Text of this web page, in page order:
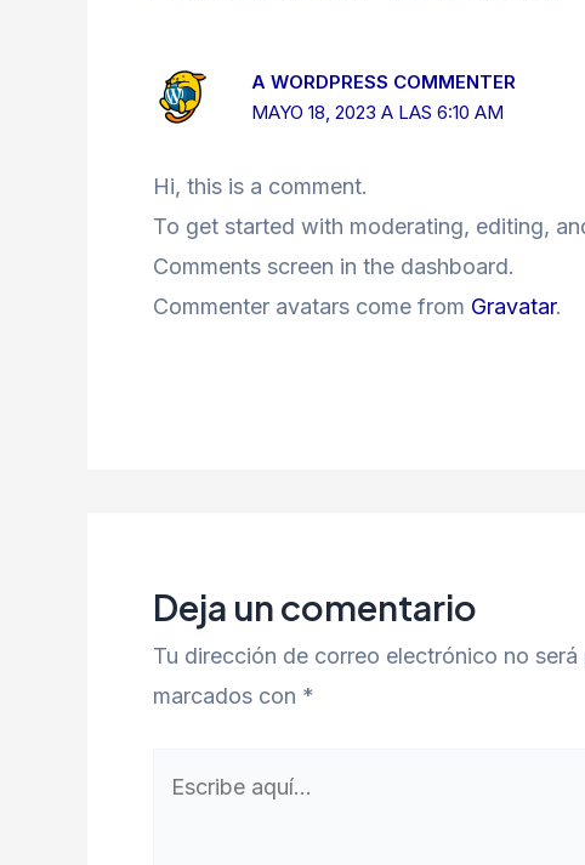
A WORDPRESS COMMENTER
MAYO 18, 2023 A LAS 6:10 AM
Hi, this is a comment.
To get started with moderating, editing,
Comments screen in the dashboard.
Commenter avatars come from Gravatar.
Deja un comentario
Tu dirección de correo electrónico no será
marcados con *